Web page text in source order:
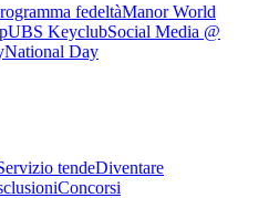
fedeltàManor World
UBS KeyclubSocial Media @
National Day
tendeDiventare
Concorsi